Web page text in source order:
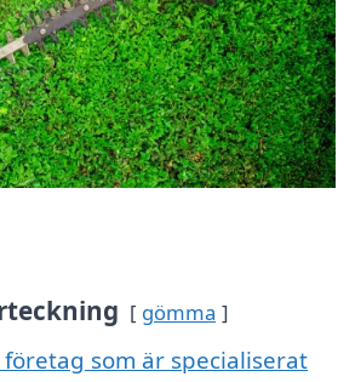
gömma
som är specialiserat